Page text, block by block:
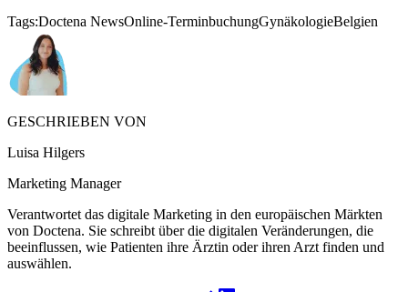
Tags:Doctena NewsOnline-TerminbuchungGynäkologieBelgien
GESCHRIEBEN VON
Luisa Hilgers
Marketing Manager
Verantwortet das digitale Marketing in den europäischen Märkten
von Doctena. Sie schreibt über die digitalen Veränderungen, die
beeinflussen, wie Patienten ihre Ärztin oder ihren Arzt finden und
auswählen.